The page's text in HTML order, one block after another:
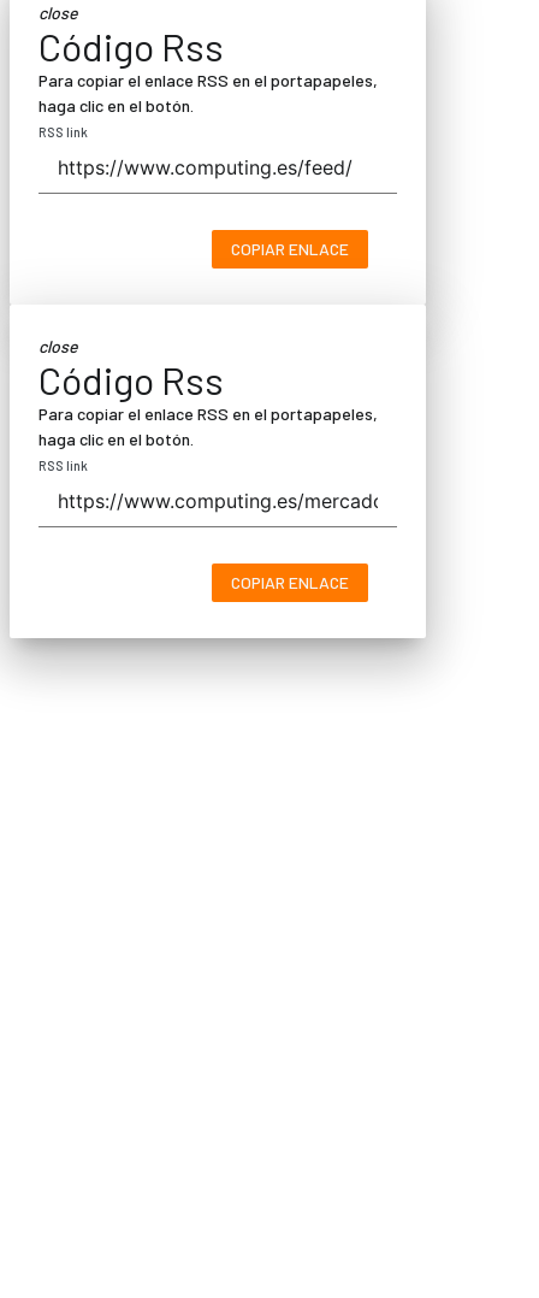
close
Código Rss
Para copiar el enlace RSS en el portapapeles,
haga clic en el botón.
RSS link
COPIAR ENLACE
close
Código Rss
Para copiar el enlace RSS en el portapapeles,
haga clic en el botón.
RSS link
COPIAR ENLACE